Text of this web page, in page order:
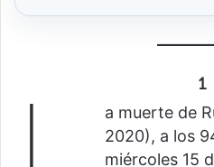
1
a muerte de
2020), a los
miércoles 15